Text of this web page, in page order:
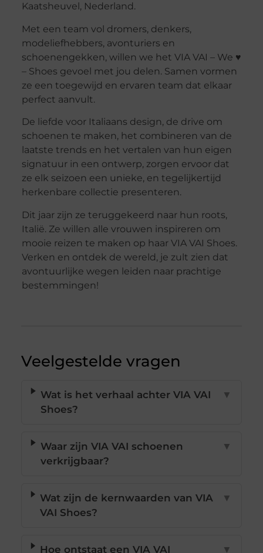
Kaatsheuvel, Nederland.
Met een team vol dromers, denkers,
modeliefhebbers, avonturiers en
schoenengekken, willen we het VIA VAI – We ♥
– Shoes gevoel met jou delen. Samen vormen
ze een toegewijd en ervaren team dat elkaar
perfect aanvult.
De liefde voor Italiaans design, de drive om
schoenen te maken, het combineren van de
laatste trends en het vertalen van hun eigen
signatuur in een ontwerp, zorgen ervoor dat
ze elk seizoen een unieke, en tegelijkertijd
herkenbare collectie presenteren.
Dit jaar zijn ze teruggekeerd naar hun roots,
Italië. Ze willen alle vrouwen inspireren om
mooie reizen te maken op haar VIA VAI Shoes.
Verken en ontdek de wereld, je zult zien dat
avontuurlijke wegen leiden naar prachtige
bestemmingen!
Veelgestelde vragen
Wat is het verhaal achter VIA VAI
Shoes?
▼
Waar zijn VIA VAI schoenen
verkrijgbaar?
▼
Wat zijn de kernwaarden van VIA
VAI Shoes?
▼
Hoe ontstaat een VIA VAI
▼